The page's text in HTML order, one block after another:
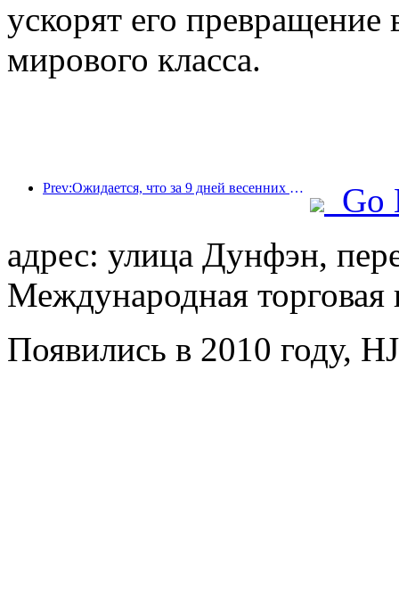
ускорят его превращение
мирового класса.
Prev:Ожидается, что за 9 дней весенних праздников более 18 миллионов человек совершат поездки в страну и из страны.
Go
адрес: улица Дунфэн,
Международная
Появились в 2010 году,